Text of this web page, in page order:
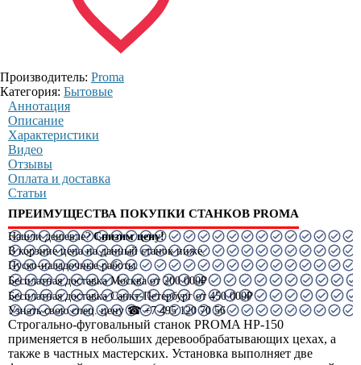
Производитель: Proma
Категория: Бытовые
Аннотация
Описание
Характеристики
Видео
Отзывы
Оплата и доставка
Статьи
ПРЕИМУЩЕСТВА ПОКУПКИ СТАНКОВ PROMA
Нашли дешевле?Снизим цену!
В корзине цена на данный станок ниже.
Пуско-наладочные работы.
Бесплатная доставка Москва от 200 000₽
Бесплатная доставка Санкт-Петербург от 450 000₽
Узнать свою спец. цену ☎ +7 495 120 70 56
Строгально-фуговальный станок PROMA HP-150
применяется в небольших деревообрабатывающих цехах, а
также в частных мастерских. Установка выполняет две